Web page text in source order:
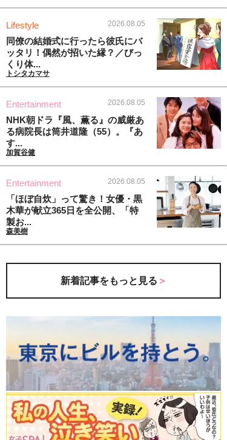
Lifestyle 2026.08.05
同僚の結婚式に行ったら彼氏にバ
ッタリ！偶然が招いた縁？／びっ
くり体...
トシタカマサ
Entertainment 2026.08.05
NHK朝ドラ『風、薫る』の威厳あ
る病院長は筒井道隆（55）。『あ
す...
加賀谷健
Entertainment 2026.08.05
「ほぼ自炊」って驚き！女優・黒
木華が献立365日を全公開、「特
製お...
森美樹
新着記事をもっと見る